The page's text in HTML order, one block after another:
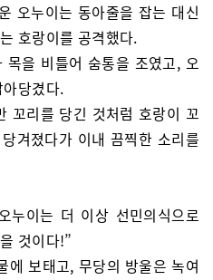
오누이는 동아줄을 잡는 대신
호랑이를 공격했다.
을 비틀어 숨통을 조였고, 오
당겼다.
꼬리를 당긴 것처럼 호랑이 꼬
겨졌다가 이내 끔찍한 소리를
누이는 더 이상 선민의식으로
것이다!”
에 보태고, 무당의 방울은 녹여